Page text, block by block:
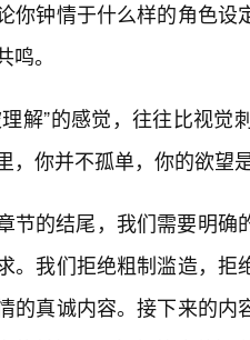
你钟情于什么样的角色
。
解”的感觉，往往比视
，你并不孤单，你的欲望
节的结尾，我们需要明确
。我们拒绝粗制滥造，
的真诚内容。接下来的